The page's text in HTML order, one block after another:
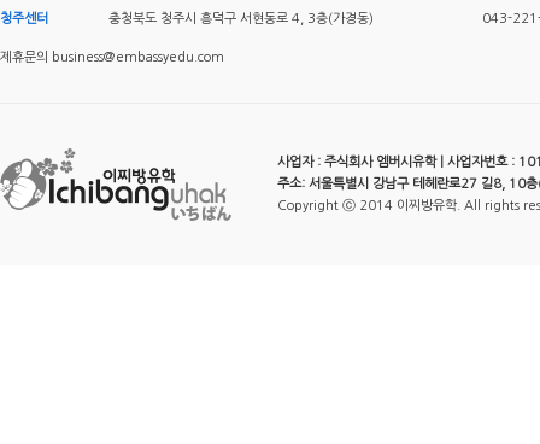
청주센터
충청북도 청주시 흥덕구 서현동로 4, 3층(가경동) 043-
제휴문의 business@embassyedu.com
사업자 : 주식회사 엠버시유학 | 사업자번호 :
주소: 서울특별시 강남구 테헤란로27 길8, 10층
Copyright ⓒ 2014 이찌방유학. All rights